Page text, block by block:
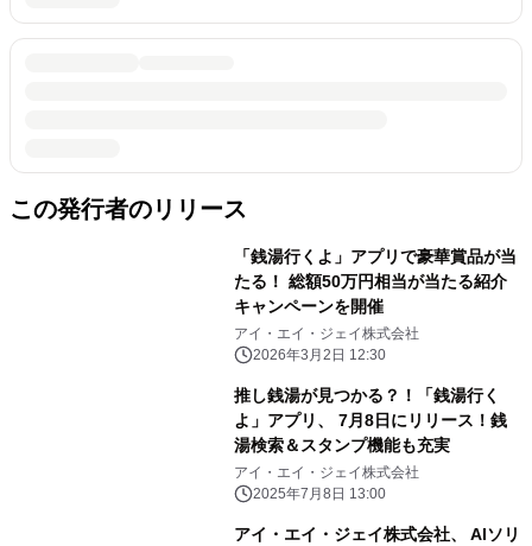
この発行者のリリース
「銭湯行くよ」アプリで豪華賞品が当
たる！ 総額50万円相当が当たる紹介
キャンペーンを開催
アイ・エイ・ジェイ株式会社
2026年3月2日 12:30
推し銭湯が見つかる？！「銭湯行く
よ」アプリ、 7月8日にリリース！銭
湯検索＆スタンプ機能も充実
アイ・エイ・ジェイ株式会社
2025年7月8日 13:00
アイ・エイ・ジェイ株式会社、 AIソリ